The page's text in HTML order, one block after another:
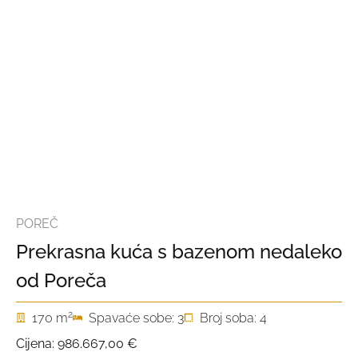
POREČ
Prekrasna kuća s bazenom nedaleko
od Poreča
170 m2 Spavaće sobe: 3
Broj soba: 4
Cijena: 986.667,00 €